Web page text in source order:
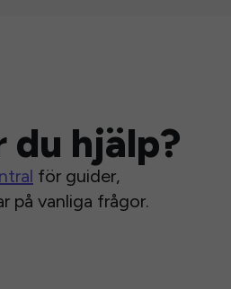
du hjälp?
för guider,
på vanliga frågor.